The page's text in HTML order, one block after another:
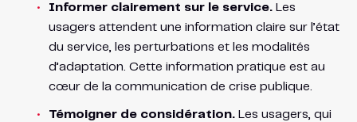
Informer clairement sur le service.Les
usagers attendent une information claire sur l’état
du service, les perturbations et les modalités
d’adaptation. Cette information pratique est au
cœur de la communication de crise publique.
Témoigner de considération.Les usagers, qui